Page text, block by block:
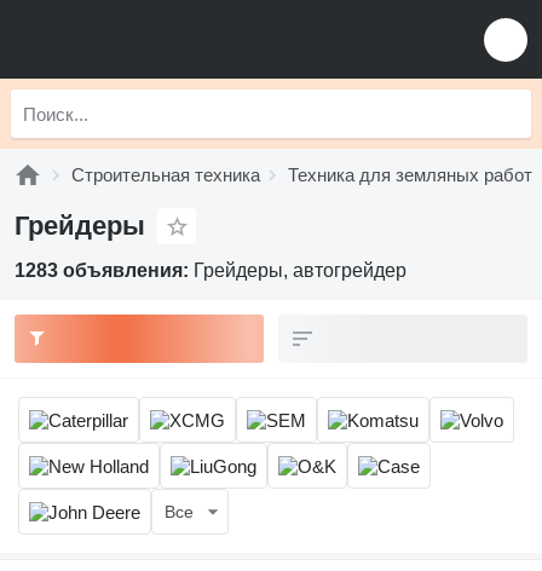
Строительная техника Техника для земляных работ
Грейдеры
1283 объявления: Грейдеры, автогрейдер
Все